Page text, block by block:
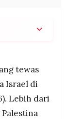
melukai
tewas
Israel di
Lebih dari